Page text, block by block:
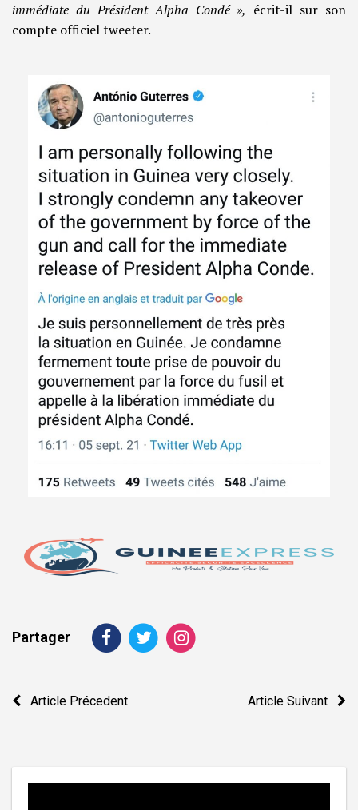
immédiate du Président Alpha Condé », écrit-il sur son
compte officiel tweeter.
Partager
Navigation
Article Précedent Article Suivant